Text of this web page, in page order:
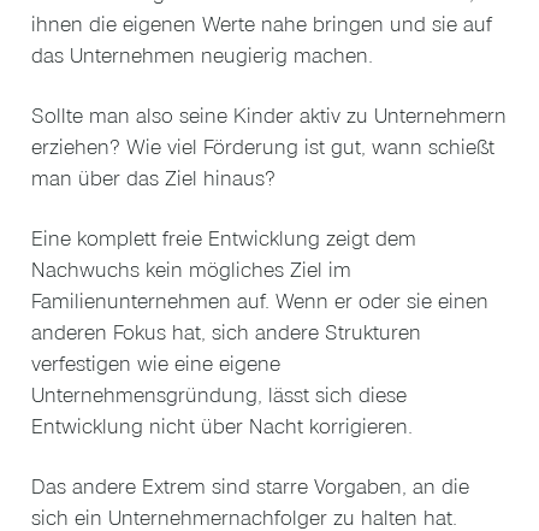
ihnen die eigenen Werte nahe bringen und sie auf
das Unternehmen neugierig machen.
Sollte man also seine Kinder aktiv zu Unternehmern
erziehen? Wie viel Förderung ist gut, wann schießt
man über das Ziel hinaus?
Eine komplett freie Entwicklung zeigt dem
Nachwuchs kein mögliches Ziel im
Familienunternehmen auf. Wenn er oder sie einen
anderen Fokus hat, sich andere Strukturen
verfestigen wie eine eigene
Unternehmensgründung, lässt sich diese
Entwicklung nicht über Nacht korrigieren.
Das andere Extrem sind starre Vorgaben, an die
sich ein Unternehmernachfolger zu halten hat.